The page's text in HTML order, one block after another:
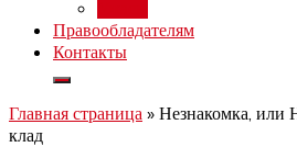
Правообладателям
Контакты
Главная страница » Незнакомка, или
клад